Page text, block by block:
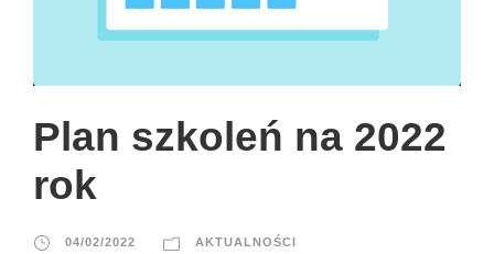
Plan szkoleń na 2022
rok
04/02/2022 AKTUALNOŚCI